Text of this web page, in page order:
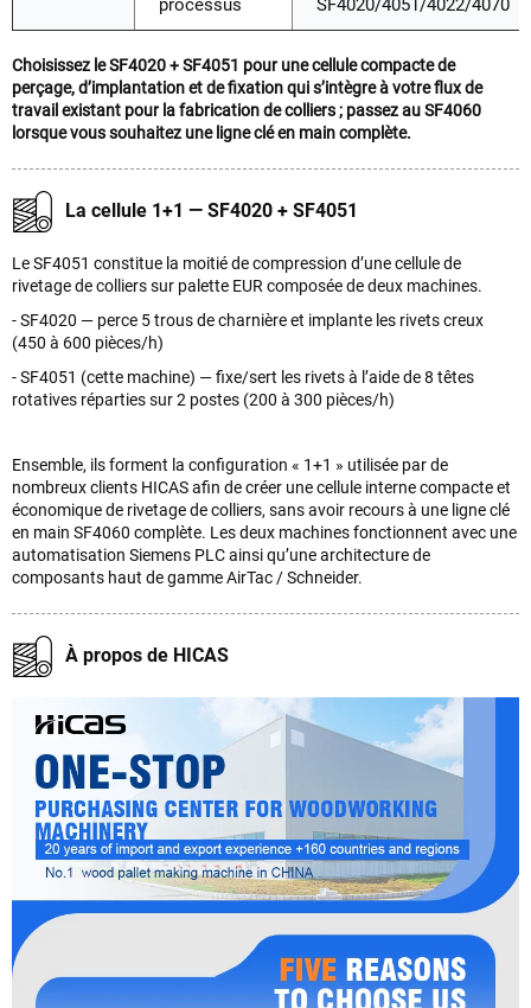
processus
SF4020/4051/4022/4070
Choisissez le SF4020 + SF4051 pour une cellule compacte de
perçage, d’implantation et de fixation qui s’intègre à votre flux de
travail existant pour la fabrication de colliers ; passez au SF4060
lorsque vous souhaitez une ligne clé en main complète.
La cellule 1+1 — SF4020 + SF4051
Le SF4051 constitue la moitié de compression d’une cellule de
rivetage de colliers sur palette EUR composée de deux machines.
- SF4020 — perce 5 trous de charnière et implante les rivets creux
(450 à 600 pièces/h)
- SF4051 (cette machine) — fixe/sert les rivets à l’aide de 8 têtes
rotatives réparties sur 2 postes (200 à 300 pièces/h)
Ensemble, ils forment la configuration « 1+1 » utilisée par de
nombreux clients HICAS afin de créer une cellule interne compacte et
économique de rivetage de colliers, sans avoir recours à une ligne clé
en main SF4060 complète. Les deux machines fonctionnent avec une
automatisation Siemens PLC ainsi qu’une architecture de
composants haut de gamme AirTac / Schneider.
À propos de HICAS